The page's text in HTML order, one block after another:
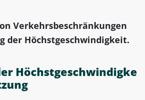
Verkehrsbeschränkungen
der Höchstgeschwindigkeit.
Höchstgeschwindigke